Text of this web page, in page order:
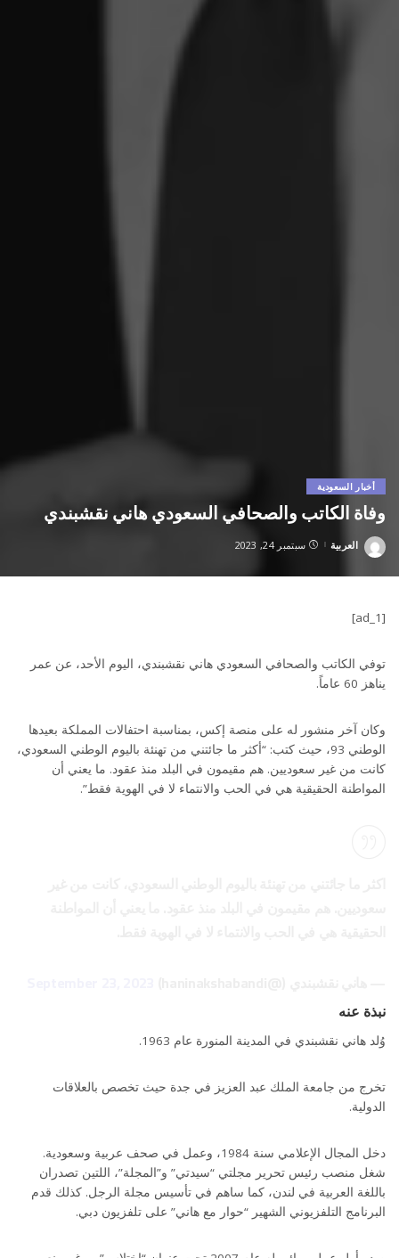
أخبار السعودية
وفاة الكاتب والصحافي السعودي هاني نقشبندي
Posted
العربية سبتمبر 24, 2023
[ad_1]
توفي الكاتب والصحافي السعودي هاني نقشبندي، اليوم الأحد، عن عمر
يناهز 60 عاماً.
وكان آخر منشور له على منصة إكس، بمناسبة احتفالات المملكة بعيدها
الوطني 93، حيث كتب: “أكثر ما جائتني من تهنئة باليوم الوطني السعودي،
كانت من غير سعوديين. هم مقيمون في البلد منذ عقود. ما يعني أن
المواطنة الحقيقية هي في الحب والانتماء لا في الهوية فقط”.
نبذة عنه
وُلد هاني نقشبندي في المدينة المنورة عام 1963.
تخرج من جامعة الملك عبد العزيز في جدة حيث تخصص بالعلاقات
الدولية.
دخل المجال الإعلامي سنة 1984، وعمل في صحف عربية وسعودية.
شغل منصب رئيس تحرير مجلتي “سيدتي” و”المجلة”، اللتين تصدران
باللغة العربية في لندن، كما ساهم في تأسيس مجلة الرجل. كذلك قدم
البرنامج التلفزيوني الشهير “حوار مع هاني” على تلفزيون دبي.